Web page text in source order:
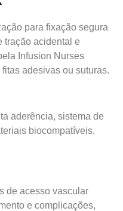
para fixação segura
tração acidental e
Infusion Nurses
adesivas ou suturas.
aderência, sistema de
biocompatíveis,
de acesso vascular
e complicações,